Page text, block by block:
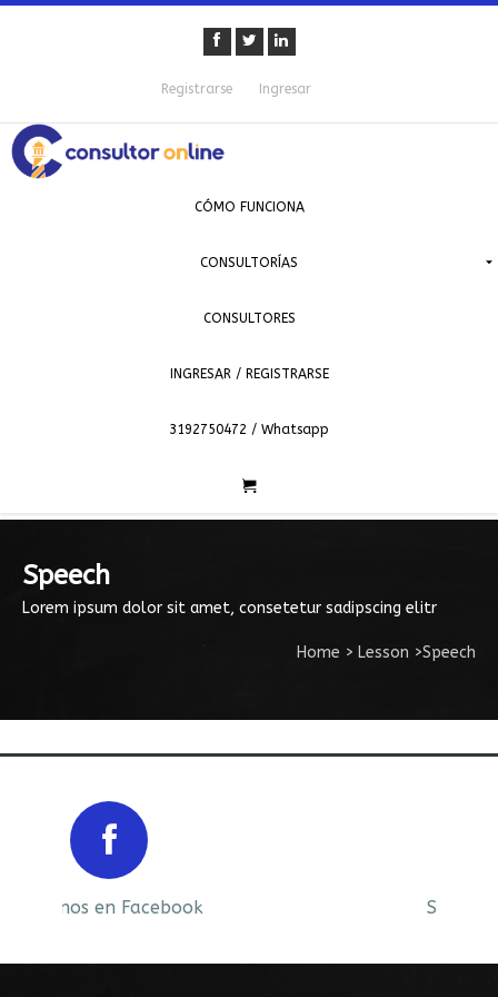
Registrarse Ingresar
CÓMO FUNCIONA
CONSULTORÍAS
CONSULTORES
INGRESAR / REGISTRARSE
3192750472 / Whatsapp
Speech
Lorem ipsum dolor sit amet, consetetur sadipscing elitr
Home > Lesson >Speech
Siguenos en Facebook